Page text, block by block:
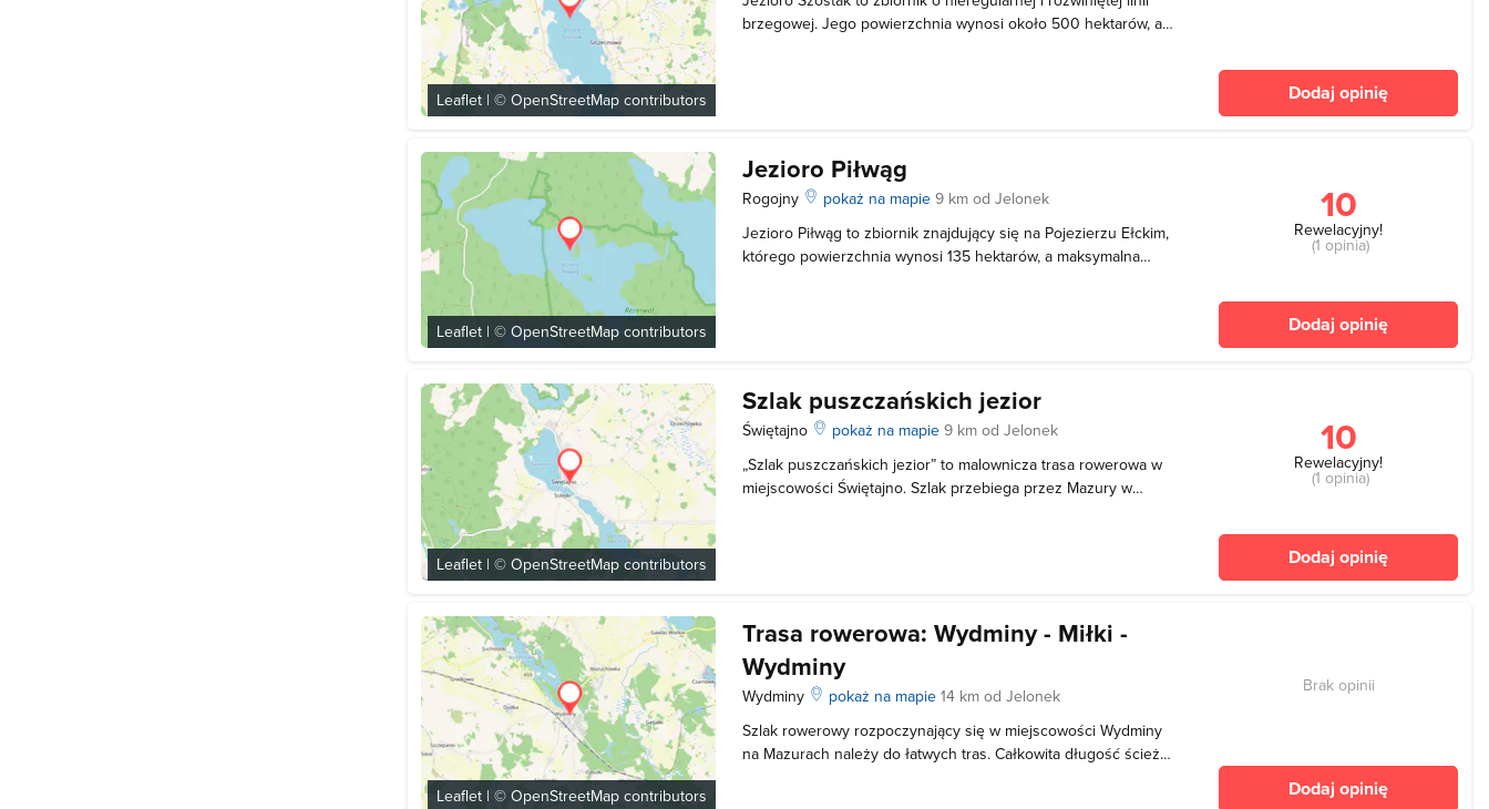
Leaflet | ©OpenStreetMap contributors
brzegowej. Jego powierzchnia wynosi około 500 hektarów, a
Dodaj opinię
Leaflet | ©OpenStreetMap contributors
Jezioro Piłwąg
Rogojny pokaż na mapie9 km od Jelonek
Jezioro Piłwąg to zbiornik znajdujący się na Pojezierzu Ełckim,
którego powierzchnia wynosi 135 hektarów, a maksymalna
10
Rewelacyjny!
(1 opinia)
Dodaj opinię
Leaflet | ©OpenStreetMap contributors
Szlak puszczańskich jezior
Świętajno pokaż na mapie9 km od Jelonek
„Szlak puszczańskich jezior” to malownicza trasa rowerowa w
miejscowości Świętajno. Szlak przebiega przez Mazury w
10
Rewelacyjny!
(1 opinia)
Dodaj opinię
Leaflet | ©OpenStreetMap contributors
Trasa rowerowa: Wydminy - Miłki -
Wydminy
Wydminy pokaż na mapie14 km od Jelonek
Szlak rowerowy rozpoczynający się w miejscowości Wydminy
na Mazurach należy do łatwych tras. Całkowita długość ścieżko
Brak opinii
Dodaj opinię